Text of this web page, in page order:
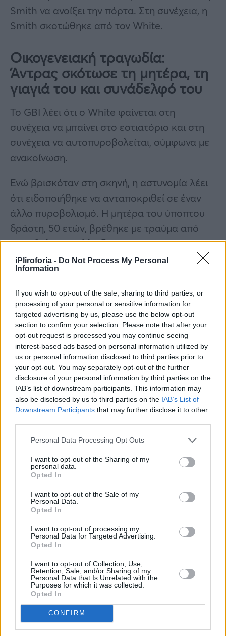
iPliroforia - Do Not Process My Personal
Information
If you wish to opt-out of the sale, sharing to third parties, or
processing of your personal or sensitive information for
targeted advertising by us, please use the below opt-out
section to confirm your selection. Please note that after your
opt-out request is processed you may continue seeing
interest-based ads based on personal information utilized by
us or personal information disclosed to third parties prior to
your opt-out. You may separately opt-out of the further
disclosure of your personal information by third parties on the
IAB’s list of downstream participants. This information may
also be disclosed by us to third parties on the IAB’s List of
Downstream Participants that may further disclose it to other
Personal Data Processing Opt Outs
I want to opt-out of the Sharing of my
personal data.
Opted In
I want to opt-out of the Sale of my
Personal Data.
Opted In
I want to opt-out of processing my
Personal Data for Targeted Advertising.
Opted In
I want to opt-out of Collection, Use,
Retention, Sale, and/or Sharing of my
Personal Data that Is Unrelated with the
Purposes for which it was collected.
Opted In
CONFIRM
Smith να ανοίξει την πόρτα. Στη συνέχεια, η
Smith σκοτώθηκε από τον White.
Οικογενειακή τραγωδία:
Άντρας σκότωσε τη μητέρα, τη
γιαγιά του και συνάδελφό του
Το GBI λέει ότι ο White φαίνεται στη
συνέχεια να μπαίνει στο εστιατόριο και στη
συνέχεια να αυτοπυροβολείται, σύμφωνα με
ανακοίνωση.
Ενώ βρισκόταν στη σκηνή, η αστυνομία λέει
ότι ειδοποιήθηκε να ανταποκριθεί σε έναν
άλλο πυροβολισμό. Η μητέρα του ύποπτου
δράστη, 50 ετών, βρέθηκε με τραύμα από
πυροβολισμό, αλλά ζωντανή σε ένα σπίτι
στην 6th Street Southwest. Οι αρχές
επιβεβαίωσαν ότι μεταφέρθηκε σε
νοσοκομείο, αλλά αργότερα πέθανε από τα
τραύματά της.
Στη συνέχεια, η αστυνομία ανταποκρίθηκε σε
ένα τρίτο περιστατικό πυροβολισμών. Η
γιαγιά του ύποπτου δράστη, 74 ετών,
πυροβολήθηκε μέχρι θανάτου δίπλα στο
σπίτι της, επιβεβαίωσαν οι αρχές.
Η θλίψη ξεχειλίζει στους δρόμους του
WALB ζει απέναντι από το περιστατικό με
τους πυροβολισμούς στην 6th Street
Southwest που συνέβη. Είπε ότι άκουσε
περίπου έξι με επτά πυροβολισμούς να
πέφτουν γύρω στις 12 το πρωί της Πέμπτης,
Ο Tanner Strickland, κάτοικος του Moultrie,
δήλωσε ότι αυτό που συνέβη δεν το χωράει ο
ανθρώπινος νους. “Είναι συγκλονιστικό. Ας
είναι η οικογένεια στις σκέψεις και τις
προσευχές σας και η κοινότητα του
Moultrie”, είπε.